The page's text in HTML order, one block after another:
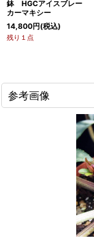
鉢 HGCアイスブレー
カーマキシー
14,800円(税込)
残り１点
参考画像